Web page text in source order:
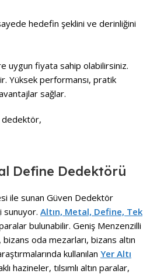
hedefin şeklini ve derinliğini
uygun fiyata sahip olabilirsiniz.
Yüksek performansı, pratik
sağlar.
Define Dedektörü
ile sunan Güven Dedektör
sunuyor. Altın, Metal, Define, Tek
bulunabilir. Geniş Menzenzilli
oda mezarları, bizans altın
kullanılan Yer Altı
hazineler, tılsımlı altın paralar,